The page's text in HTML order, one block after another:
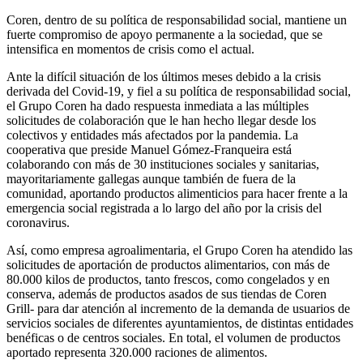
Coren, dentro de su política de responsabilidad social, mantiene un
fuerte compromiso de apoyo permanente a la sociedad, que se
intensifica en momentos de crisis como el actual.
Ante la difícil situación de los últimos meses debido a la crisis
derivada del Covid-19, y fiel a su política de responsabilidad social,
el Grupo Coren ha dado respuesta inmediata a las múltiples
solicitudes de colaboración que le han hecho llegar desde los
colectivos y entidades más afectados por la pandemia. La
cooperativa que preside Manuel Gómez-Franqueira está
colaborando con más de 30 instituciones sociales y sanitarias,
mayoritariamente gallegas aunque también de fuera de la
comunidad, aportando productos alimenticios para hacer frente a la
emergencia social registrada a lo largo del año por la crisis del
coronavirus.
Así, como empresa agroalimentaria, el Grupo Coren ha atendido las
solicitudes de aportación de productos alimentarios, con más de
80.000 kilos de productos, tanto frescos, como congelados y en
conserva, además de productos asados de sus tiendas de Coren
Grill- para dar atención al incremento de la demanda de usuarios de
servicios sociales de diferentes ayuntamientos, de distintas entidades
benéficas o de centros sociales. En total, el volumen de productos
aportado representa 320.000 raciones de alimentos.